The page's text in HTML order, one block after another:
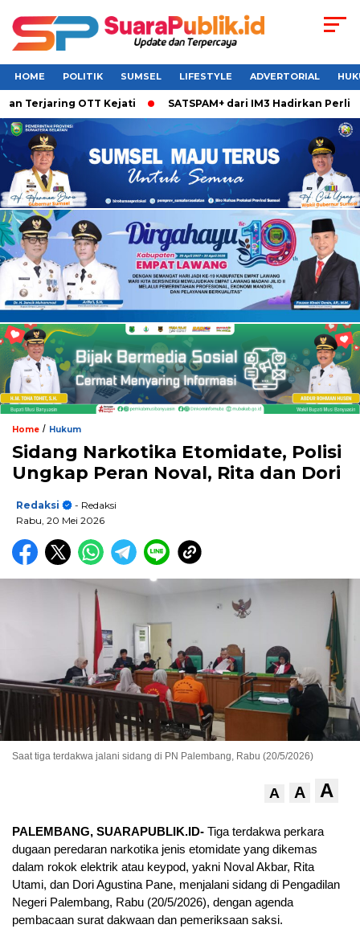
HOME POLITIK SUMSEL LIFESTYLE ADVERTORIAL
OTT Kejati SATSPAM+ dari IM3 Hadirkan
Home / Hukum
Sidang Narkotika Etomidate, Polisi
Ungkap Peran Noval, Rita dan Dori
Redaksi
- Redaksi
Rabu, 20 Mei 2026
Saat tiga terdakwa jalani sidang di PN Palembang, Rabu (20/5/2026)
A A A
PALEMBANG, SUARAPUBLIK.ID- Tiga terdakwa perkara
dugaan peredaran narkotika jenis etomidate yang dikemas
dalam rokok elektrik atau keypod, yakni Noval Akbar, Rita
Utami, dan Dori Agustina Pane, menjalani sidang di Pengadilan
Negeri Palembang, Rabu (20/5/2026), dengan agenda
pembacaan surat dakwaan dan pemeriksaan saksi.